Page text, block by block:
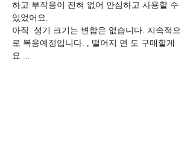
하고 부작용이 전혀 없어 안심하고 사용할 수
있었어요.
아직  성기 크기는 변함은 없습니다. 지속적으
로 복용예정입니다. , 떨어지 면 도 구매할게
요 ...